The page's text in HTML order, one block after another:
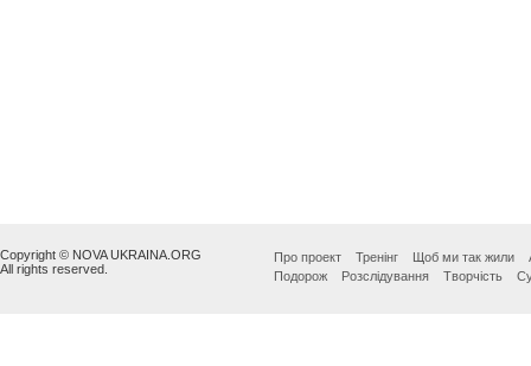
Copyright © NOVA UKRAINA.ORG
All rights reserved.
Про проект Тренінг Щоб ми так жили
Подорож
Розслідування Творчість